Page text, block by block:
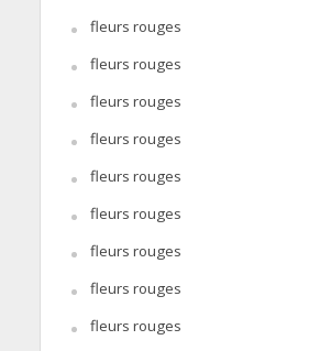
fleurs rouges
fleurs rouges
fleurs rouges
fleurs rouges
fleurs rouges
fleurs rouges
fleurs rouges
fleurs rouges
fleurs rouges